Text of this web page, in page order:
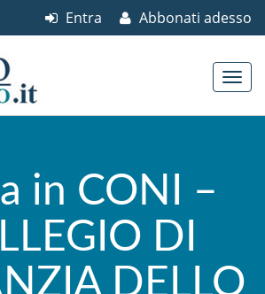
Abbonati adesso
Entra
in CONI –
DI
DELLO